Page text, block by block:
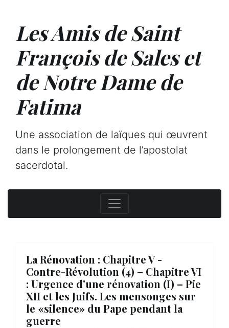
Les Amis de Saint
François de Sales et
de Notre Dame de
Fatima
Une association de laïques qui œuvrent
dans le prolongement de l’apostolat
sacerdotal.
La Rénovation : Chapitre V -
Contre-Révolution (4) – Chapitre VI
: Urgence d'une rénovation (I) – Pie
XII et les Juifs. Les mensonges sur
le «silence» du Pape pendant la
guerre